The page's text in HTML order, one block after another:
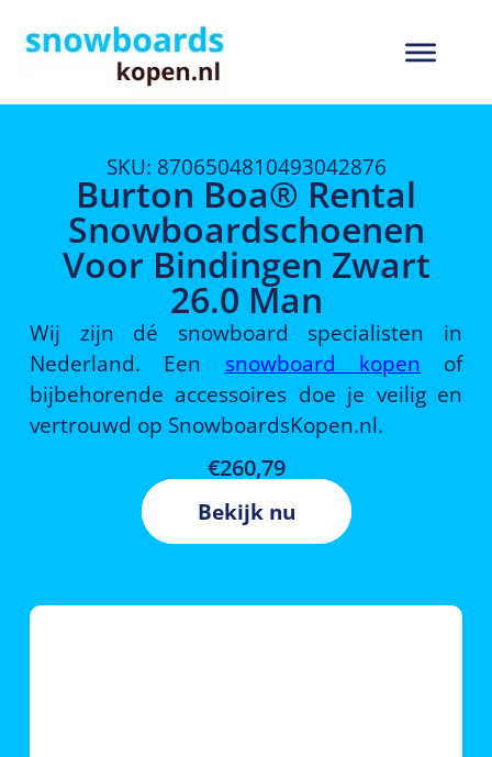
SKU: 8706504810493042876
Burton Boa® Rental
Snowboardschoenen
Voor Bindingen Zwart
26.0 Man
Wij zijn dé snowboard specialisten in
Nederland. Een snowboard kopen of
bijbehorende accessoires doe je veilig en
vertrouwd op SnowboardsKopen.nl.
€260,79
Bekijk nu